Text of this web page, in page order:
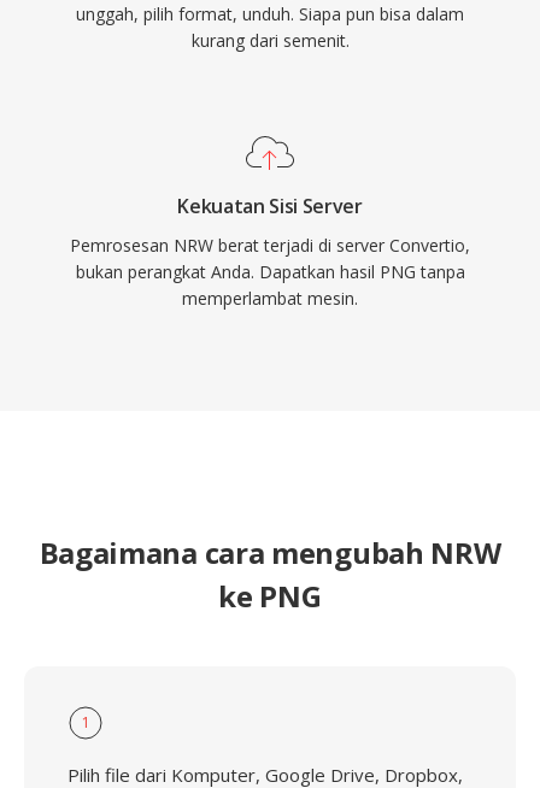
unggah, pilih format, unduh. Siapa pun bisa dalam
kurang dari semenit.
Kekuatan Sisi Server
Pemrosesan NRW berat terjadi di server Convertio,
bukan perangkat Anda. Dapatkan hasil PNG tanpa
memperlambat mesin.
Bagaimana cara mengubah NRW
ke PNG
1
Pilih file dari Komputer, Google Drive, Dropbox,